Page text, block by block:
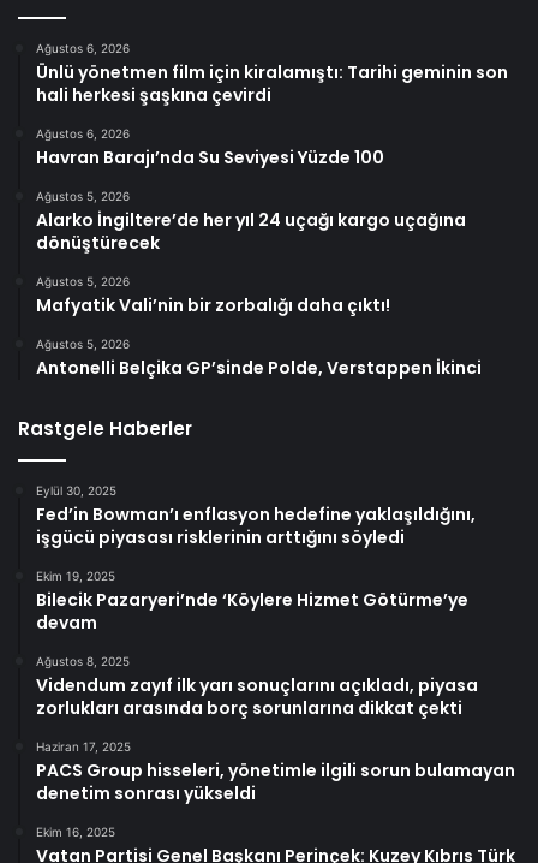
Ağustos 6, 2026
Ünlü yönetmen film için kiralamıştı: Tarihi geminin son
hali herkesi şaşkına çevirdi
Ağustos 6, 2026
Havran Barajı’nda Su Seviyesi Yüzde 100
Ağustos 5, 2026
Alarko İngiltere’de her yıl 24 uçağı kargo uçağına
dönüştürecek
Ağustos 5, 2026
Mafyatik Vali’nin bir zorbalığı daha çıktı!
Ağustos 5, 2026
Antonelli Belçika GP’sinde Polde, Verstappen İkinci
Rastgele Haberler
Eylül 30, 2025
Fed’in Bowman’ı enflasyon hedefine yaklaşıldığını,
işgücü piyasası risklerinin arttığını söyledi
Ekim 19, 2025
Bilecik Pazaryeri’nde ‘Köylere Hizmet Götürme’ye
devam
Ağustos 8, 2025
Videndum zayıf ilk yarı sonuçlarını açıkladı, piyasa
zorlukları arasında borç sorunlarına dikkat çekti
Haziran 17, 2025
PACS Group hisseleri, yönetimle ilgili sorun bulamayan
denetim sonrası yükseldi
Ekim 16, 2025
Vatan Partisi Genel Başkanı Perinçek: Kuzey Kıbrıs Türk